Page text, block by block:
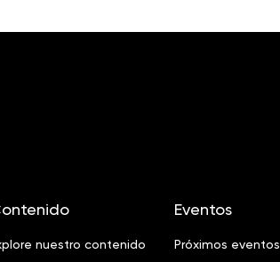
nuestro contenido
Eventos
Próximos eventos